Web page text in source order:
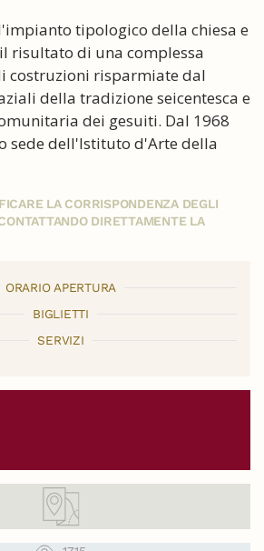
tipologico della chiesa e
risultato di una complessa
costruzioni risparmiate dal
della tradizione seicentesca e
dei gesuiti. Dal 1968
sede dell'Istituto d'Arte della
LA CORRISPONDENZA DEGLI
DIRETTAMENTE LA
ORARIO APERTURA
BIGLIETTI
SERVIZI